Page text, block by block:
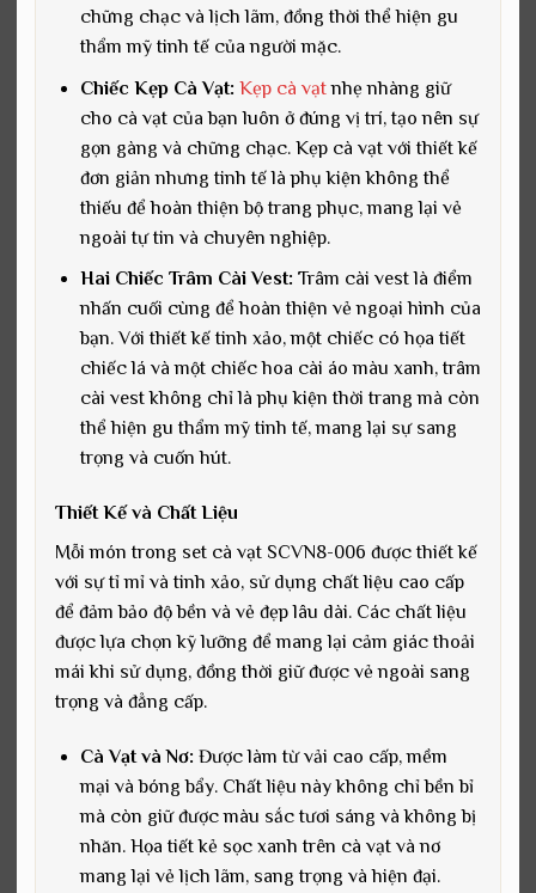
chững chạc và lịch lãm, đồng thời thể hiện gu
thẩm mỹ tinh tế của người mặc.
Chiếc Kẹp Cà Vạt: Kẹp cà vạtnhẹ nhàng giữ
cho cà vạt của bạn luôn ở đúng vị trí, tạo nên sự
gọn gàng và chững chạc. Kẹp cà vạt với thiết kế
đơn giản nhưng tinh tế là phụ kiện không thể
thiếu để hoàn thiện bộ trang phục, mang lại vẻ
ngoài tự tin và chuyên nghiệp.
Hai Chiếc Trâm Cài Vest: Trâm cài vest là điểm
nhấn cuối cùng để hoàn thiện vẻ ngoại hình của
bạn. Với thiết kế tinh xảo, một chiếc có họa tiết
chiếc lá và một chiếc hoa cài áo màu xanh, trâm
cài vest không chỉ là phụ kiện thời trang mà còn
thể hiện gu thẩm mỹ tinh tế, mang lại sự sang
trọng và cuốn hút.
Thiết Kế và Chất Liệu
Mỗi món trong set cà vạt SCVN8-006 được thiết kế
với sự tỉ mỉ và tinh xảo, sử dụng chất liệu cao cấp
để đảm bảo độ bền và vẻ đẹp lâu dài. Các chất liệu
được lựa chọn kỹ lưỡng để mang lại cảm giác thoải
mái khi sử dụng, đồng thời giữ được vẻ ngoài sang
trọng và đẳng cấp.
Cà Vạt và Nơ: Được làm từ vải cao cấp, mềm
mại và bóng bẩy. Chất liệu này không chỉ bền bỉ
mà còn giữ được màu sắc tươi sáng và không bị
nhăn. Họa tiết kẻ sọc xanh trên cà vạt và nơ
mang lại vẻ lịch lãm, sang trọng và hiện đại.